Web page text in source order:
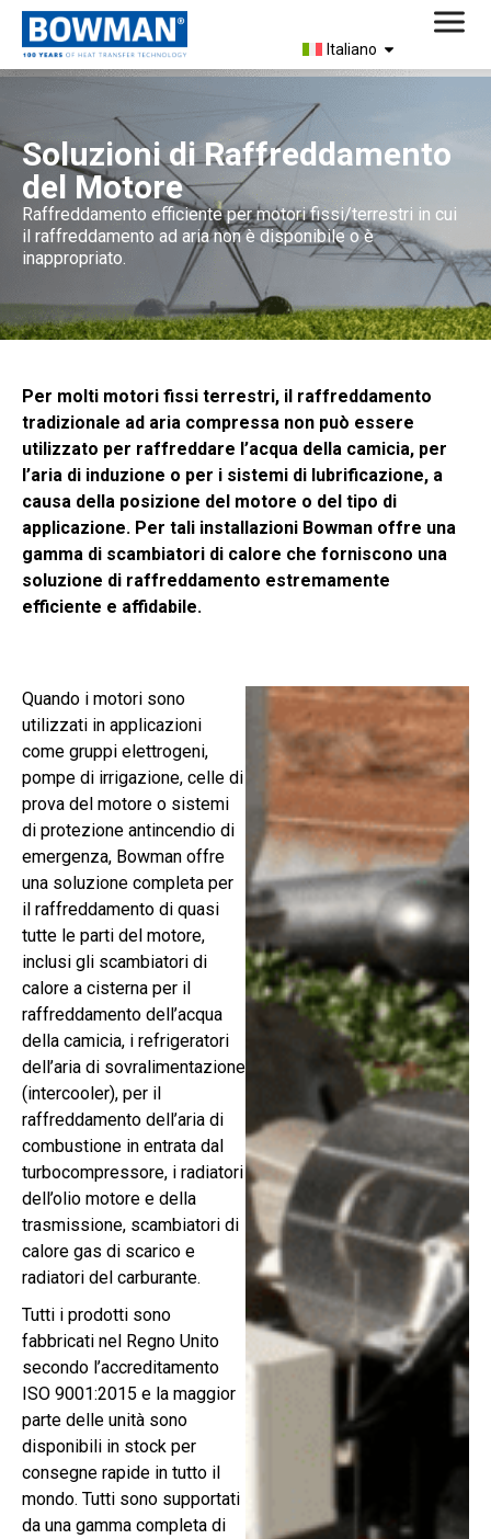
Italiano
Soluzioni di Raffreddamento
del Motore
Raffreddamento efficiente per motori fissi/terrestri in cui
il raffreddamento ad aria non è disponibile o è
inappropriato.
Per molti motori fissi terrestri, il raffreddamento
tradizionale ad aria compressa non può essere
utilizzato per raffreddare l’acqua della camicia, per
l’aria di induzione o per i sistemi di lubrificazione, a
causa della posizione del motore o del tipo di
applicazione. Per tali installazioni Bowman offre una
gamma di scambiatori di calore che forniscono una
soluzione di raffreddamento estremamente
efficiente e affidabile.
Quando i motori sono
utilizzati in applicazioni
come gruppi elettrogeni,
pompe di irrigazione, celle di
prova del motore o sistemi
di protezione antincendio di
emergenza, Bowman offre
una soluzione completa per
il raffreddamento di quasi
tutte le parti del motore,
inclusi gli scambiatori di
calore a cisterna per il
raffreddamento dell’acqua
della camicia, i refrigeratori
dell’aria di sovralimentazione
(intercooler), per il
raffreddamento dell’aria di
combustione in entrata dal
turbocompressore, i radiatori
dell’olio motore e della
trasmissione, scambiatori di
calore gas di scarico e
radiatori del carburante.
Tutti i prodotti sono
fabbricati nel Regno Unito
secondo l’accreditamento
ISO 9001:2015 e la maggior
parte delle unità sono
disponibili in stock per
consegne rapide in tutto il
mondo. Tutti sono supportati
da una gamma completa di